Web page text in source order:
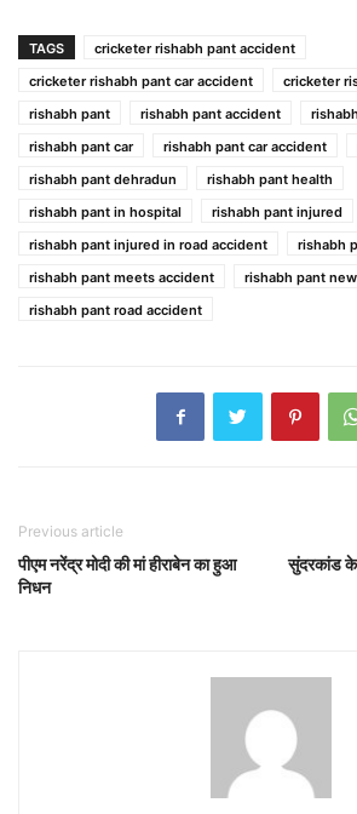
TAGS
cricketer rishabh pant accident
cricketer rishabh pant car accident
cricketer
rishabh pant
rishabh pant accident
rishabh pant car
rishabh pant car accident
rishabh pant dehradun
rishabh pant health
rishabh pant in hospital
rishabh pant injured
rishabh pant injured in road accident
rishabh
rishabh pant meets accident
rishabh pant
rishabh pant road accident
Previous article
पीएम नरेंद्र मोदी की मां हीराबेन का हुआ
निधन
सुंदरकांड के